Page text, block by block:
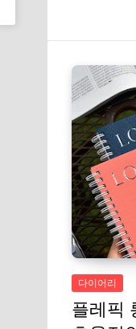
다이어리
플레픽